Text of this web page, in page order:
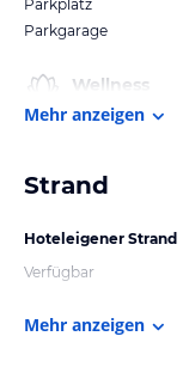
Parkplatz
Parkgarage
Wellness
Mehr anzeigen
Strand
Hoteleigener Strand
Verfügbar
Mehr anzeigen